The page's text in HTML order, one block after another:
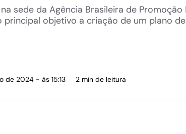
sede da Agência Brasileira de
objetivo a criação de um plano
de 2024 - às 15:13 2 min de leitura